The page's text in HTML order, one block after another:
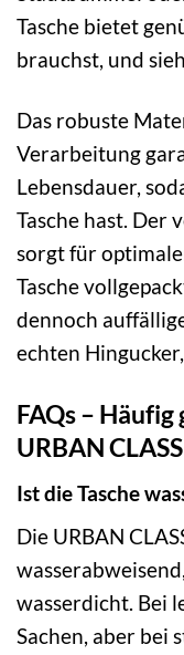
Tasche bietet
brauchst, und
Das robuste
Verarbeitung
Lebensdauer,
Tasche hast. Der
sorgt für
Tasche
dennoch
echten
FAQs –
URBAN
Ist die Tasche
Die URBAN
wasserdicht. Bei
Sachen, aber bei